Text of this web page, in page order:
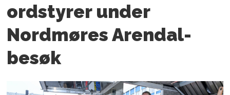
ordstyrer under
Nordmøres Arendal-
besøk